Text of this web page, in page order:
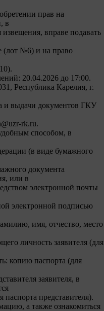
прав на
в
вправе подавать
(лот №6) и на право
20.04.2026 до 17:00.
Республика Карелия, г.
и выдачи документов ГКУ
rk.ru.
способом, в
(в виде бумажного
документа
или в
электронной почты
электронной подписью
имя, отчество, место
личность заявителя (для
копию паспорта (для
заявителя, в
паспорта представителя).
а также ознакомиться